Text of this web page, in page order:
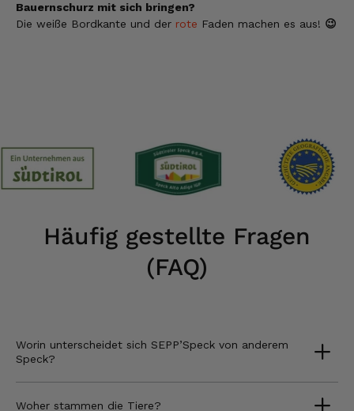
Bauernschurz mit sich bringen?
Die weiße Bordkante und der rote Faden machen es aus! 😉
Häufig gestellte Fragen
(FAQ)
Worin unterscheidet sich SEPP’Speck von anderem
Speck?
Woher stammen die Tiere?